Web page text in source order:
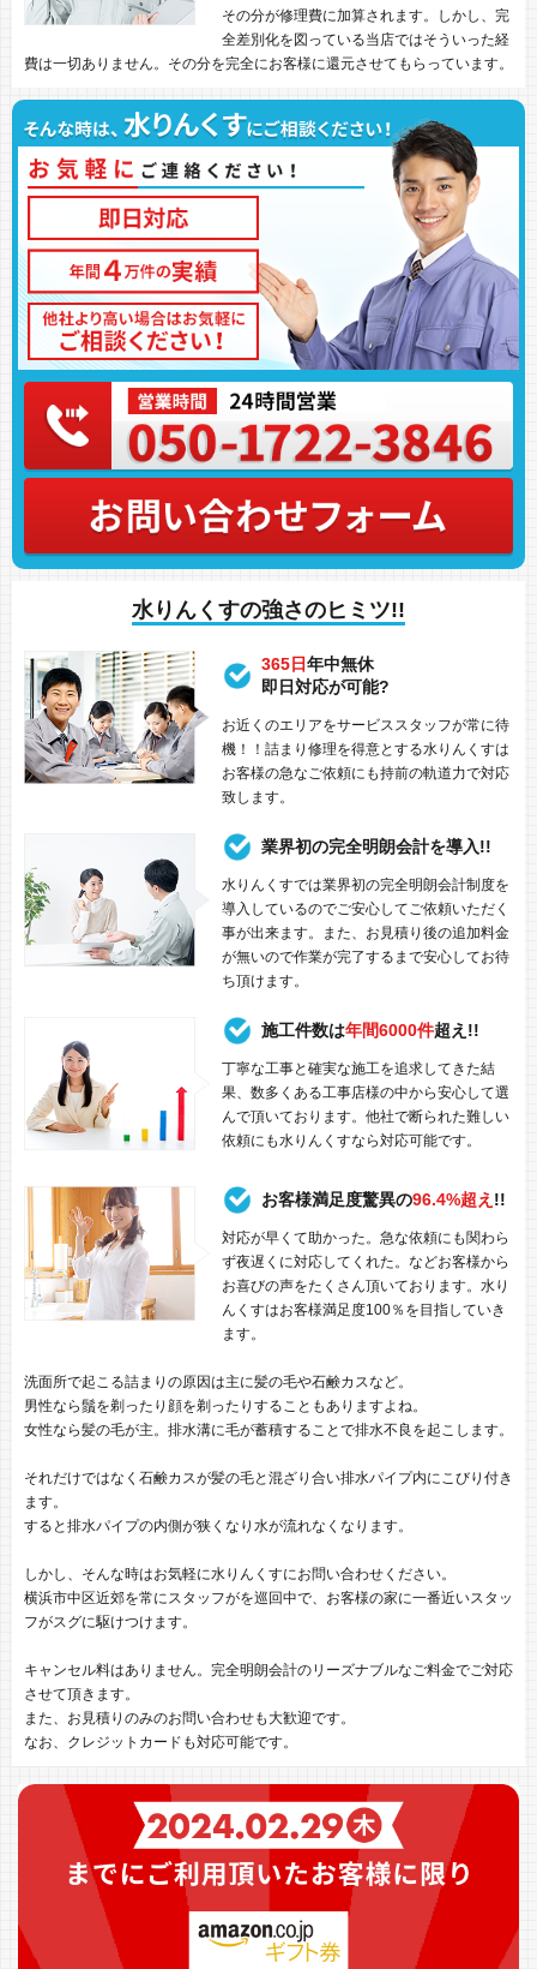
その分が修理費に加算されます。しかし、完
全差別化を図っている当店ではそういった経
費は一切ありません。その分を完全にお客様に還元させてもらっています。
水りんくすの強さのヒミツ!!
365日年中無休
即日対応が可能?
お近くのエリアをサービススタッフが常に待
機！！詰まり修理を得意とする水りんくすは
お客様の急なご依頼にも持前の軌道力で対応
致します。
業界初の完全明朗会計を導入!!
水りんくすでは業界初の完全明朗会計制度を
導入しているのでご安心してご依頼いただく
事が出来ます。また、お見積り後の追加料金
が無いので作業が完了するまで安心してお待
ち頂けます。
施工件数は年間6000件超え!!
丁寧な工事と確実な施工を追求してきた結
果、数多くある工事店様の中から安心して選
んで頂いております。他社で断られた難しい
依頼にも水りんくすなら対応可能です。
お客様満足度驚異の96.4%超え !!
対応が早くて助かった。急な依頼にも関わら
ず夜遅くに対応してくれた。などお客様から
お喜びの声をたくさん頂いております。水り
んくすはお客様満足度100％を目指していき
ます。
洗面所で起こる詰まりの原因は主に髪の毛や石鹸カスなど。
男性なら鬚を剃ったり顔を剃ったりすることもありますよね。
女性なら髪の毛が主。排水溝に毛が蓄積することで排水不良を起こします。
それだけではなく石鹸カスが髪の毛と混ざり合い排水パイプ内にこびり付き
ます。
すると排水パイプの内側が狭くなり水が流れなくなります。
しかし、そんな時はお気軽に水りんくすにお問い合わせください。
横浜市中区近郊を常にスタッフがを巡回中で、お客様の家に一番近いスタッ
フがスグに駆けつけます。
キャンセル料はありません。完全明朗会計のリーズナブルなご料金でご対応
させて頂きます。
また、お見積りのみのお問い合わせも大歓迎です。
なお、クレジットカードも対応可能です。